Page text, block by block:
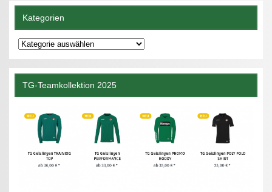
Kategorien
Kategorien
TG-Teamkollektion 2025